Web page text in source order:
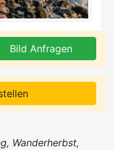
Bild Anfragen
Wanderherbst,